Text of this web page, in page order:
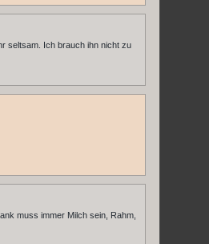
seltsam. Ich brauch ihn nicht zu
muss immer Milch sein, Rahm,